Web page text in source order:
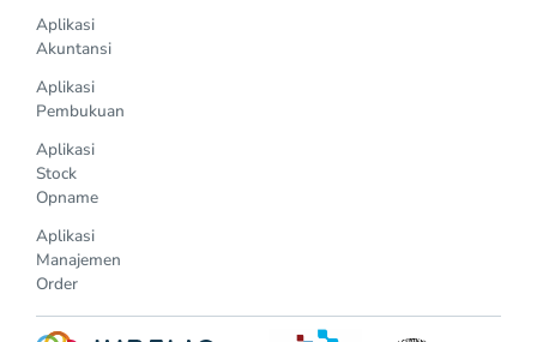
Aplikasi
Akuntansi
Aplikasi
Pembukuan
Aplikasi
Stock
Opname
Aplikasi
Manajemen
Order